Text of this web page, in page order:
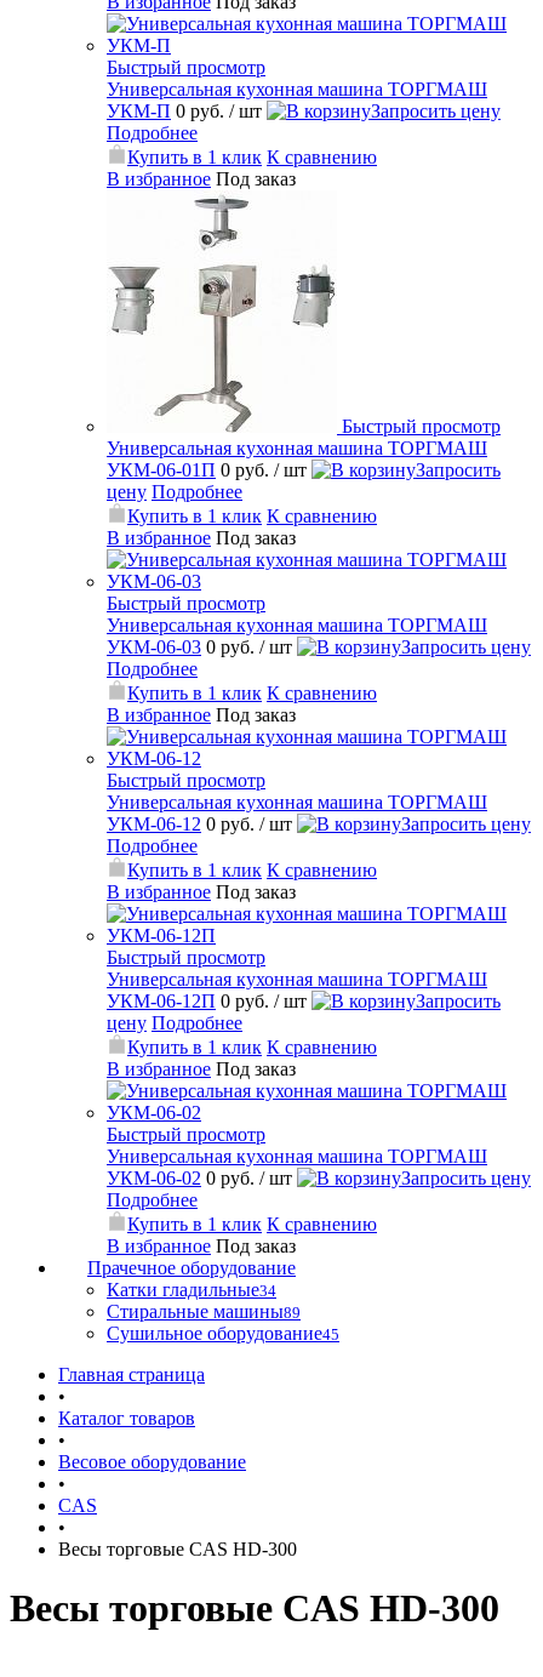
Быстрый просмотр
Универсальная кухонная машина ТОРГМАШ
УКМ-П 0 руб. / шт
Запросить цену
Подробнее
Купить в 1 клик К сравнению
В избранное Под заказ
Быстрый просмотр
Универсальная кухонная машина ТОРГМАШ
УКМ-06-01П 0 руб. / шт
Запросить
цену Подробнее
Купить в 1 клик К сравнению
В избранное Под заказ
Быстрый просмотр
Универсальная кухонная машина ТОРГМАШ
УКМ-06-03 0 руб. / шт
Запросить цену
Подробнее
Купить в 1 клик К сравнению
В избранное Под заказ
Быстрый просмотр
Универсальная кухонная машина ТОРГМАШ
УКМ-06-12 0 руб. / шт
Запросить цену
Подробнее
Купить в 1 клик К сравнению
В избранное Под заказ
Быстрый просмотр
Универсальная кухонная машина ТОРГМАШ
УКМ-06-12П 0 руб. / шт
Запросить
цену Подробнее
Купить в 1 клик К сравнению
В избранное Под заказ
Быстрый просмотр
Универсальная кухонная машина ТОРГМАШ
УКМ-06-02 0 руб. / шт
Запросить цену
Подробнее
Купить в 1 клик К сравнению
В избранное Под заказ
Прачечное оборудование
Катки гладильные34
Стиральные машины89
Сушильное оборудование45
Главная страница
•
Каталог товаров
•
Весовое оборудование
•
CAS
•
Весы торговые CAS HD-300
Весы торговые CAS HD-300